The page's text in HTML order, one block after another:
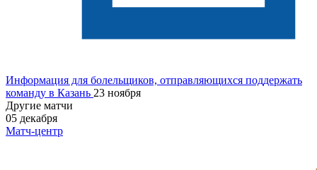
Информация для болельщиков, отправляющихся поддержать
команду в Казань 23 ноября
Другие матчи
05 декабря
Матч-центр